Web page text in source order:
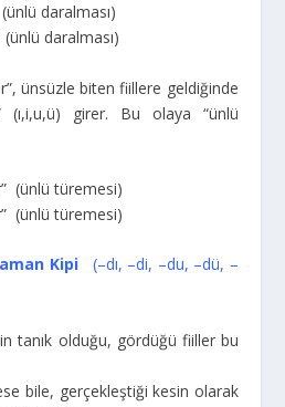
daralması)
daralması)
ünsüzle biten fiillere geldiğinde
(ı,i,u,ü) girer. Bu olaya “ünlü
(ünlü türemesi)
(ünlü türemesi)
Kipi(–dı, –di, –du, –dü, –
tanık olduğu, gördüğü fiiller bu
bile, gerçekleştiği kesin olarak